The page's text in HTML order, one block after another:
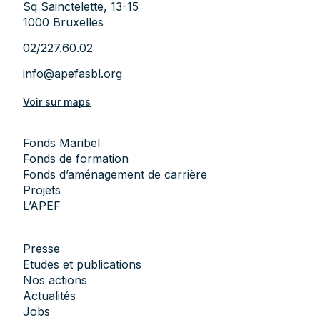
Sq Sainctelette, 13-15
1000 Bruxelles
02/227.60.02
info@apefasbl.org
Voir sur maps
Fonds Maribel
Fonds de formation
Fonds d’aménagement de carrière
Projets
L’APEF
Presse
Etudes et publications
Nos actions
Actualités
Jobs